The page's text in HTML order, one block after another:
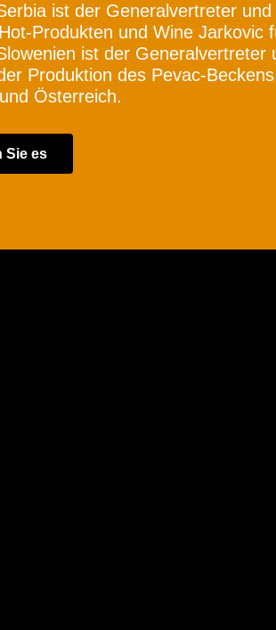
ist der Generalvertreter
Produkten und Wine Jarkovic
ist der Generalvertreter
Produktion des Pevac-
Österreich.
Sie es